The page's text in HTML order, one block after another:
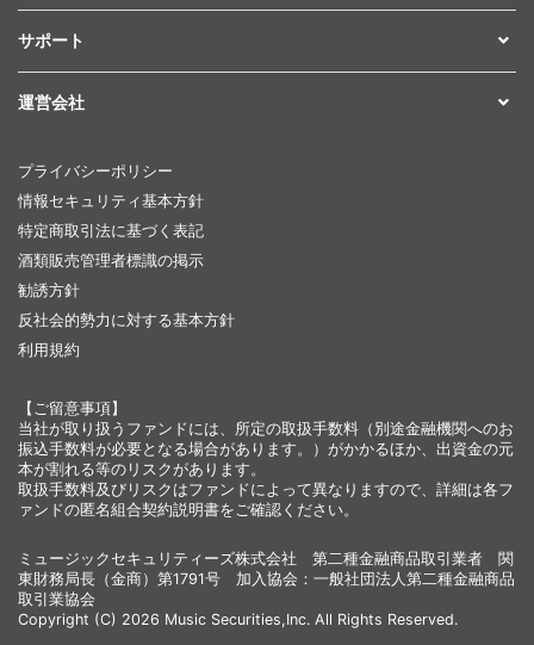
サポート
運営会社
プライバシーポリシー
情報セキュリティ基本方針
特定商取引法に基づく表記
酒類販売管理者標識の掲示
勧誘方針
反社会的勢力に対する基本方針
利用規約
【ご留意事項】
当社が取り扱うファンドには、所定の取扱手数料（別途金融機関へのお
振込手数料が必要となる場合があります。）がかかるほか、出資金の元
本が割れる等のリスクがあります。
取扱手数料及びリスクはファンドによって異なりますので、詳細は各フ
ァンドの匿名組合契約説明書をご確認ください。
ミュージックセキュリティーズ株式会社 第二種金融商品取引業者 関
東財務局長（金商）第1791号 加入協会：一般社団法人第二種金融商品
取引業協会
Copyright (C) 2026 Music Securities,Inc. All Rights Reserved.